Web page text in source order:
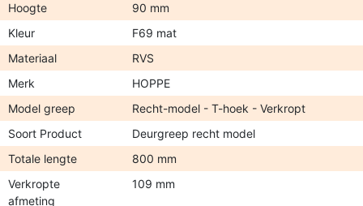
Hoogte
90 mm
Kleur
F69 mat
Materiaal
RVS
Merk
HOPPE
Model greep
Recht-model - T-hoek - Verkropt
Soort Product
Deurgreep recht model
Totale lengte
800 mm
Verkropte
afmeting
109 mm